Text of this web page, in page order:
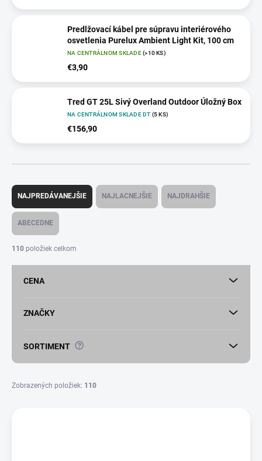
Predlžovací kábel pre súpravu interiérového
osvetlenia Purelux Ambient Light Kit, 100 cm
NA CENTRÁLNOM SKLADE(>10 KS)
€3,90
Tred GT 25L Sivý Overland Outdoor Úložný Box
NA CENTRÁLNOM SKLADE DT (5 KS)
€156,90
R
d
n
i
o
NAJPREDÁVANEJŠIE NAJLACNEJŠIE NAJDRAHŠIE
ABECEDNE
110 položiek celkom
CENA
ZNAČKY
SORTIMENT ?
Zobrazených položiek: 110